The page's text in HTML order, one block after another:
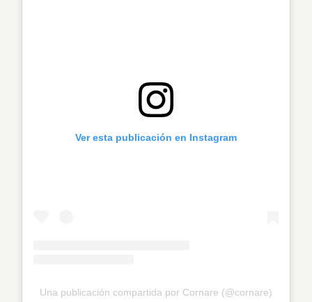
Ver esta publicación en Instagram
Una publicación compartida por Cornare (@cornare)